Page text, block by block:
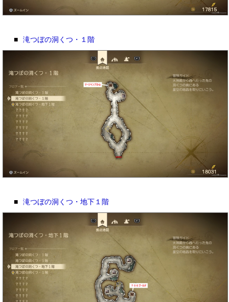
■ 滝つぼの洞くつ・１階
■ 滝つぼの洞くつ・地下１階